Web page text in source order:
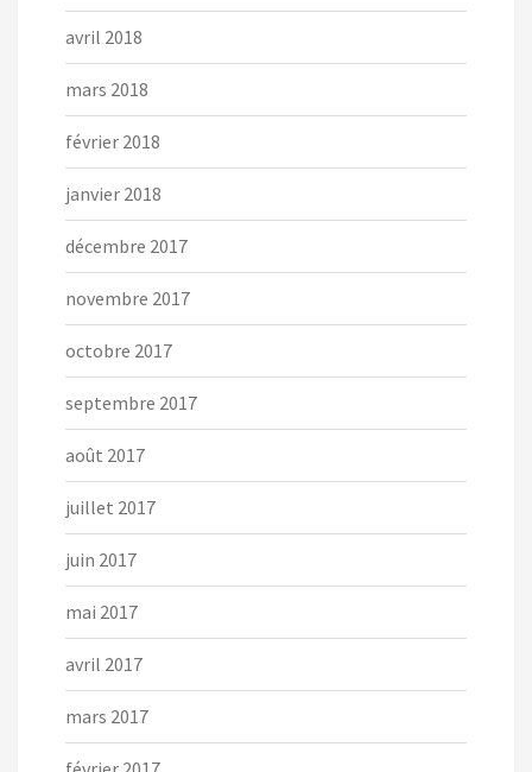
avril 2018
mars 2018
février 2018
janvier 2018
décembre 2017
novembre 2017
octobre 2017
septembre 2017
août 2017
juillet 2017
juin 2017
mai 2017
avril 2017
mars 2017